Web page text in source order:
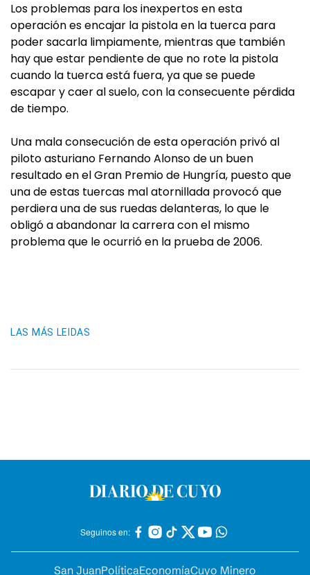
Los problemas para los inexpertos en esta
operación es encajar la pistola en la tuerca para
poder sacarla limpiamente, mientras que también
hay que estar pendiente de que no rote la pistola
cuando la tuerca está fuera, ya que se puede
escapar y caer al suelo, con la consecuente pérdida
de tiempo.
Una mala consecución de esta operación privó al
piloto asturiano Fernando Alonso de un buen
resultado en el Gran Premio de Hungría, puesto que
una de estas tuercas mal atornillada provocó que
perdiera una de sus ruedas delanteras, lo que le
obligó a abandonar la carrera con el mismo
problema que le ocurrió en la prueba de 2006.
LAS MÁS LEIDAS
Seguinos en:
San JuanPolíticaEconomíaCuyo Minero